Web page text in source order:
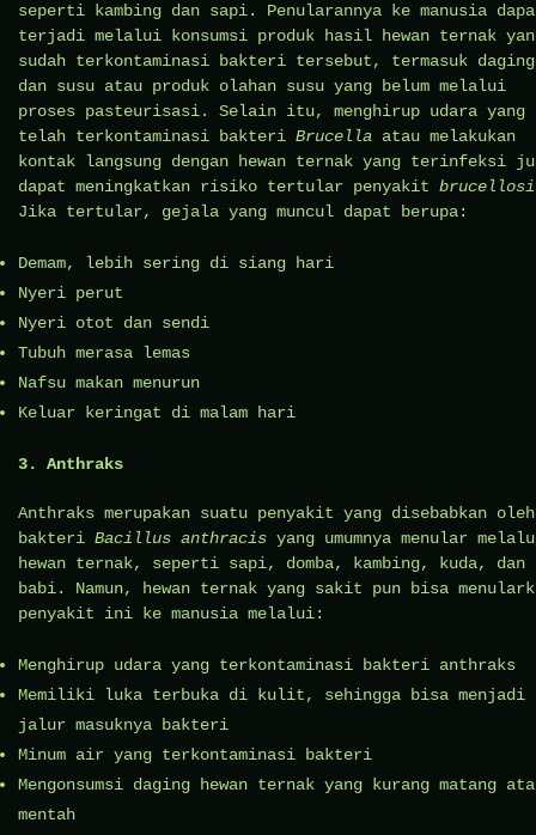
seperti kambing dan sapi. Penularannya ke manusia
terjadi melalui konsumsi produk hasil hewan ternak
sudah terkontaminasi bakteri tersebut, termasuk daging
dan susu atau produk olahan susu yang belum melalui
proses pasteurisasi. Selain itu, menghirup udara yang
telah terkontaminasi bakteri Brucella atau melakukan
kontak langsung dengan hewan ternak yang terinfeksi
dapat meningkatkan risiko tertular penyakit
Jika tertular, gejala yang muncul dapat berupa:
Demam, lebih sering di siang hari
Nyeri perut
Nyeri otot dan sendi
Tubuh merasa lemas
Nafsu makan menurun
Keluar keringat di malam hari
3. Anthraks
Anthraks merupakan suatu penyakit yang disebabkan oleh
bakteri Bacillus anthracis yang umumnya menular
hewan ternak, seperti sapi, domba, kambing, kuda, dan
babi. Namun, hewan ternak yang sakit pun bisa
penyakit ini ke manusia melalui:
Menghirup udara yang terkontaminasi bakteri anthraks
Memiliki luka terbuka di kulit, sehingga bisa menjadi
jalur masuknya bakteri
Minum air yang terkontaminasi bakteri
Mengonsumsi daging hewan ternak yang kurang matang
mentah